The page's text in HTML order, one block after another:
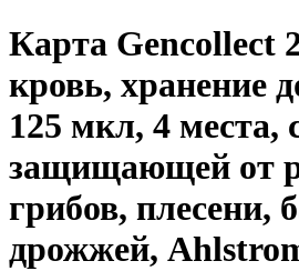
Карта Gencollect
кровь, хранение
125 мкл, 4 места,
защищающей от
грибов, плесени,
дрожжей,